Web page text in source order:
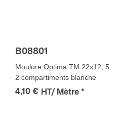
B08801
Moulure Optima TM 22x12, 5
2 compartiments blanche
4,10 € HT/ Mètre *